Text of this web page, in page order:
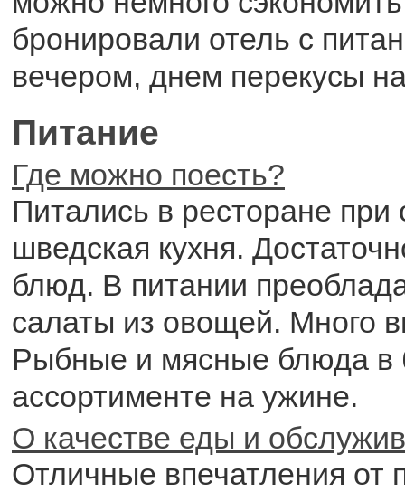
бронировали отель с
вечером, днем перекусы
Питание
Где можно поесть?
Питались в ресторане при
шведская кухня.
блюд. В питании
салаты из овощей. Много
Рыбные и мясные блюда в
ассортименте на ужине.
О качестве еды и
Отличные впечатления от